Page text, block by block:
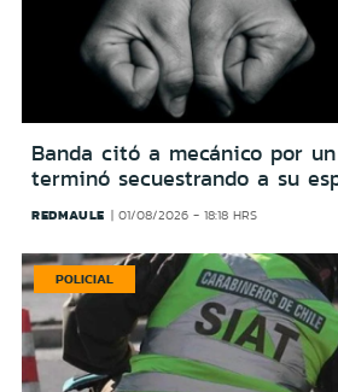
Banda citó a mecánico por
terminó secuestrando a su
REDMAULE 01/08/2026 - 18:18 HRS
POLICIAL